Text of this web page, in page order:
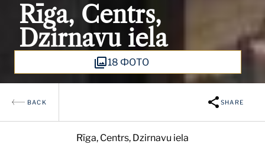
Rīga, Centrs,
Dzirnavu iela
18 ФОТО
BACK SHARE
Rīga, Centrs, Dzirnavu iela